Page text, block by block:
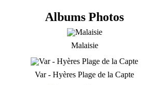
Albums Photos
Malaisie
Var - Hyères Plage de la Capte